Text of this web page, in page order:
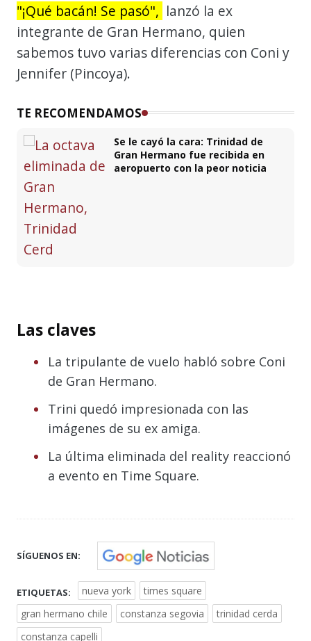
"¡Qué bacán! Se pasó", lanzó la ex
integrante de Gran Hermano, quien
sabemos tuvo varias diferencias con Coni y
Jennifer (Pincoya).
TE RECOMENDAMOS
Se le cayó la cara: Trinidad de
Gran Hermano fue recibida en
aeropuerto con la peor noticia
Las claves
La tripulante de vuelo habló sobre Coni
de Gran Hermano.
Trini quedó impresionada con las
imágenes de su ex amiga.
La última eliminada del reality reaccionó
a evento en Time Square.
SÍGUENOS EN:
ETIQUETAS: nueva york
times square
gran hermano chile
constanza segovia
trinidad cerda
constanza capelli